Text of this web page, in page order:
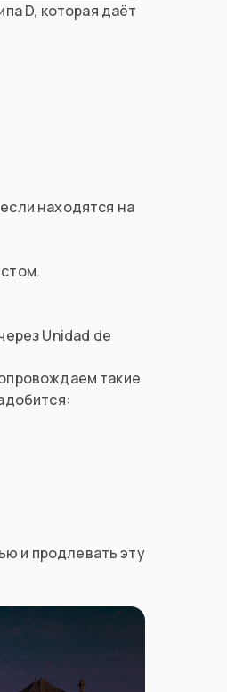
D, которая даёт
находятся на
Unidad de
такие
и продлевать эту